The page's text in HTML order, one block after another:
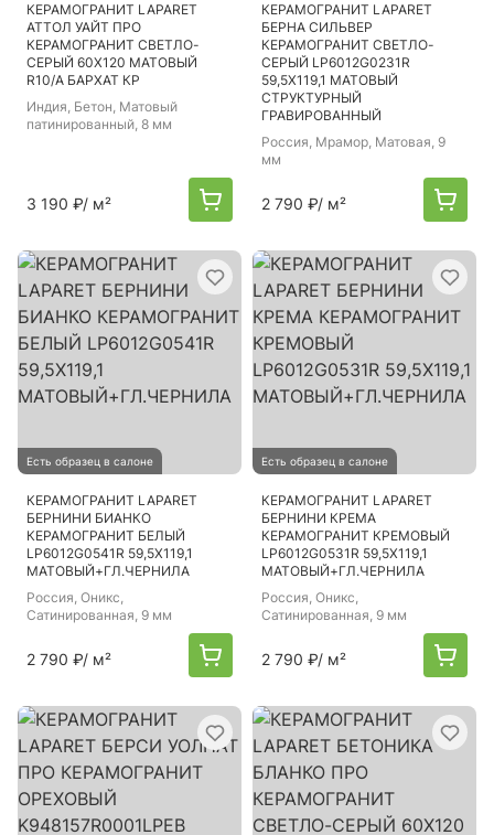
КЕРАМОГРАНИТ LAPARET
АТТОЛ УАЙТ ПРО
КЕРАМОГРАНИТ СВЕТЛО-
СЕРЫЙ 60Х120 МАТОВЫЙ
R10/A БАРХАТ КР
Индия, Бетон, Матовый
патинированный, 8 мм
3 190 ₽/ м²
КЕРАМОГРАНИТ LAPARET
БЕРНА СИЛЬВЕР
КЕРАМОГРАНИТ СВЕТЛО-
СЕРЫЙ LP6012G0231R
59,5Х119,1 МАТОВЫЙ
СТРУКТУРНЫЙ
ГРАВИРОВАННЫЙ
Россия, Мрамор, Матовая, 9
мм
2 790 ₽/ м²
Есть образец в салоне
КЕРАМОГРАНИТ LAPARET
БЕРНИНИ БИАНКО
КЕРАМОГРАНИТ БЕЛЫЙ
LP6012G0541R 59,5Х119,1
МАТОВЫЙ+ГЛ.ЧЕРНИЛА
Россия, Оникс,
Сатинированная, 9 мм
2 790 ₽/ м²
Есть образец в салоне
КЕРАМОГРАНИТ LAPARET
БЕРНИНИ КРЕМА
КЕРАМОГРАНИТ КРЕМОВЫЙ
LP6012G0531R 59,5Х119,1
МАТОВЫЙ+ГЛ.ЧЕРНИЛА
Россия, Оникс,
Сатинированная, 9 мм
2 790 ₽/ м²